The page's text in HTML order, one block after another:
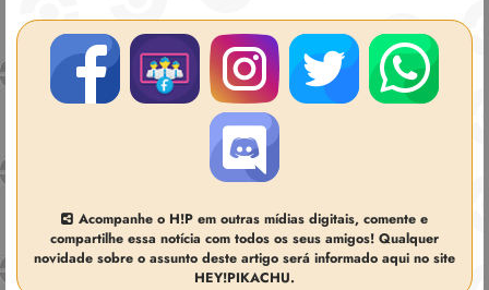
Acompanhe o H!P em outras mídias digitais, comente e
compartilhe essa notícia com todos os seus amigos! Qualquer
novidade sobre o assunto deste artigo será informado aqui no site
HEY!PIKACHU.